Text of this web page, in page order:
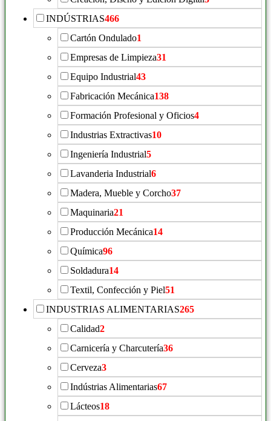
INDÚSTRIAS466
Cartón Ondulado1
Empresas de Limpieza31
Equipo Industrial43
Fabricación Mecánica138
Formación Profesional y Oficios4
Industrias Extractivas10
Ingeniería Industrial5
Lavanderia Industrial6
Madera, Mueble y Corcho37
Maquinaria21
Producción Mecánica14
Química96
Soldadura14
Textil, Confección y Piel51
INDUSTRIAS ALIMENTARIAS265
Calidad2
Carnicería y Charcutería36
Cerveza3
Indústrias Alimentarias67
Lácteos18